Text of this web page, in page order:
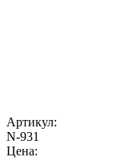
Артикул:
N-931
Цена: